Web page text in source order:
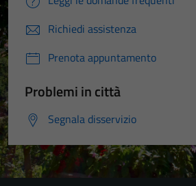
Richiedi assistenza
Prenota appuntamento
Problemi in città
Segnala disservizio